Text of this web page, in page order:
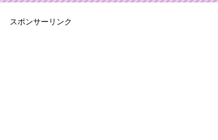
スポンサーリンク